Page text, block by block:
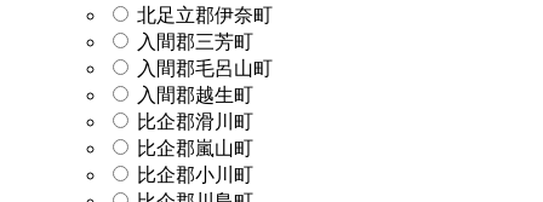
北足立郡伊奈町
入間郡三芳町
入間郡毛呂山町
入間郡越生町
比企郡滑川町
比企郡嵐山町
比企郡小川町